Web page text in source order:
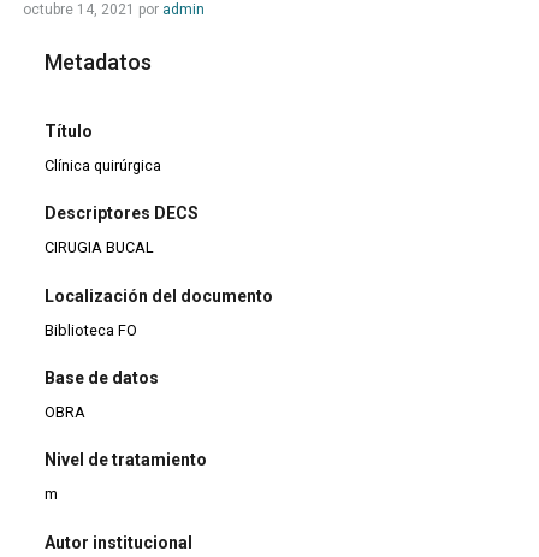
octubre 14, 2021 por admin
Metadatos
Título
Clínica quirúrgica
Descriptores DECS
CIRUGIA BUCAL
Localización del documento
Biblioteca FO
Base de datos
OBRA
Nivel de tratamiento
m
Autor institucional